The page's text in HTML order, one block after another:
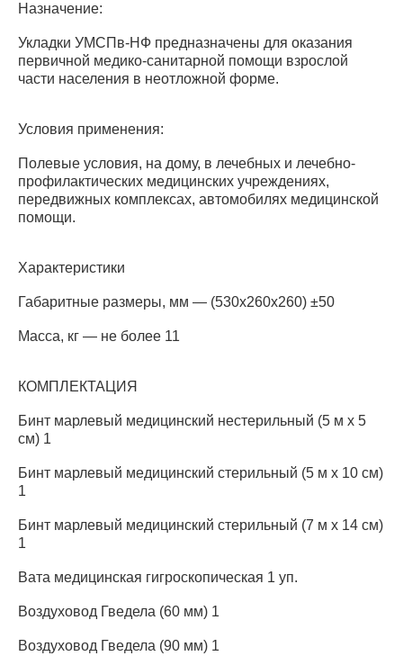
Назначение:
Укладки УМСПв-НФ предназначены для оказания
первичной медико-санитарной помощи взрослой
части населения в неотложной форме.
Условия применения:
Полевые условия, на дому, в лечебных и лечебно-
профилактических медицинских учреждениях,
передвижных комплексах, автомобилях медицинской
помощи.
Характеристики
Габаритные размеры, мм — (530х260х260) ±50
Масса, кг — не более 11
КОМПЛЕКТАЦИЯ
Бинт марлевый медицинский нестерильный (5 м x 5
см) 1
Бинт марлевый медицинский стерильный (5 м x 10 см)
1
Бинт марлевый медицинский стерильный (7 м x 14 см)
1
Вата медицинская гигроскопическая 1 уп.
Воздуховод Гведела (60 мм) 1
Воздуховод Гведела (90 мм) 1